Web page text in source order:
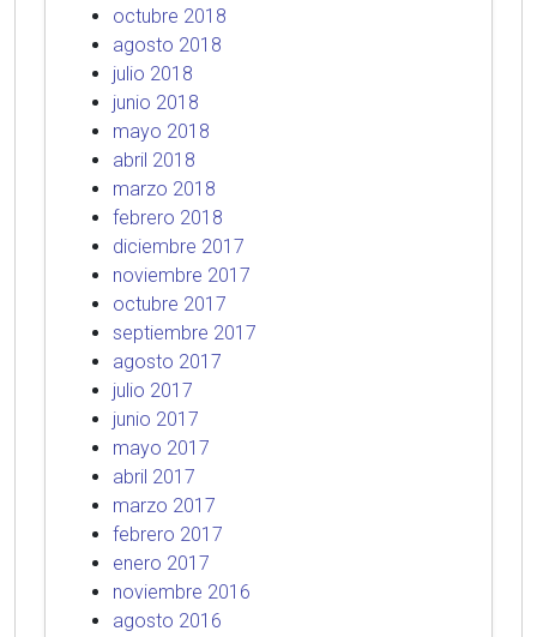
octubre 2018
agosto 2018
julio 2018
junio 2018
mayo 2018
abril 2018
marzo 2018
febrero 2018
diciembre 2017
noviembre 2017
octubre 2017
septiembre 2017
agosto 2017
julio 2017
junio 2017
mayo 2017
abril 2017
marzo 2017
febrero 2017
enero 2017
noviembre 2016
agosto 2016